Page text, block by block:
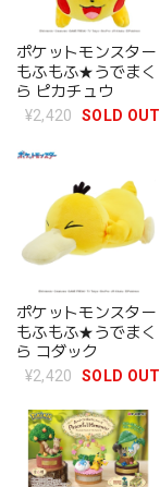
ポケットモンスター
もふもふ★うでまく
ら ピカチュウ
¥2,420
SOLD OUT
ポケットモンスター
もふもふ★うでまく
ら コダック
¥2,420
SOLD OUT